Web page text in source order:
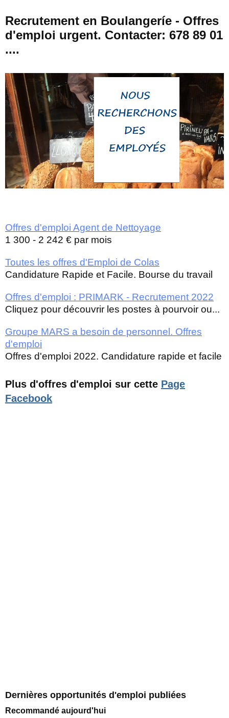
Recrutement en Boulangeríe - Offres
d'emploi urgent. Contacter: 678 89 01
....
Offres d'emploi Agent de Nettoyage
1 300 - 2 242 € par mois
Toutes les offres d'Emploi de Colas
Candidature Rapide et Facile. Bourse du travail
Offres d'emploi : PRIMARK - Recrutement 2022
Cliquez pour découvrir les postes à pourvoir ou...
Groupe MARS a besoin de personnel. Offres
d'emploi
Offres d'emploi 2022. Candidature rapide et facile
Plus d'offres d'emploi sur cette Page
Facebook
Dernières opportunités d'emploi publiées
Recommandé aujourd'hui